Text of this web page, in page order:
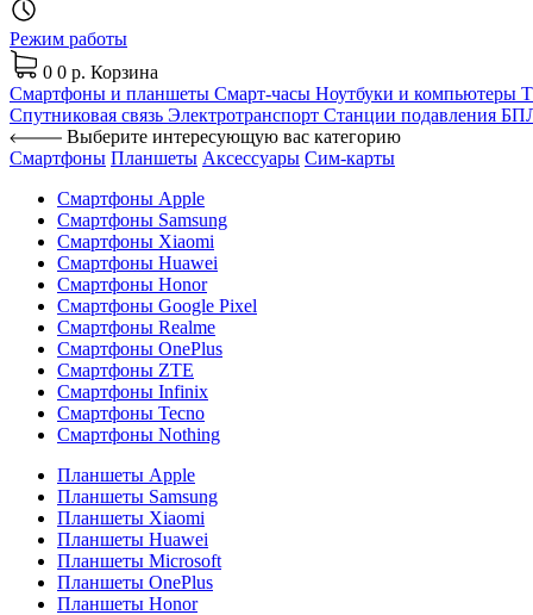
Режим работы
0 0 р. Корзина
Смартфоны и планшеты Смарт-часы Ноутбуки и компьютеры
Спутниковая связь Электротранспорт Станции подавления
Выберите интересующую вас категорию
Смартфоны Планшеты Аксессуары Сим-карты
Смартфоны Apple
Смартфоны Samsung
Смартфоны Xiaomi
Смартфоны Huawei
Смартфоны Honor
Смартфоны Google Pixel
Смартфоны Realme
Смартфоны OnePlus
Смартфоны ZTE
Смартфоны Infinix
Смартфоны Tecno
Смартфоны Nothing
Планшеты Apple
Планшеты Samsung
Планшеты Xiaomi
Планшеты Huawei
Планшеты Microsoft
Планшеты OnePlus
Планшеты Honor